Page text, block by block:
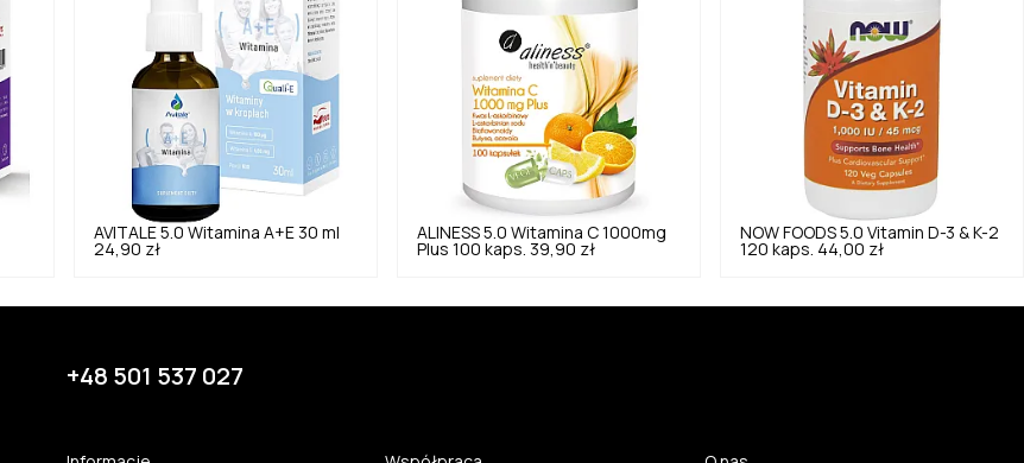
AVITALE 5.0 Witamina A+E 30 ml
24,90 zł
ALINESS 5.0 Witamina C 1000mg
Plus 100 kaps. 39,90 zł
NOW FOODS 5.0 Vitamin D-3 & K-2
120 kaps. 44,00 zł
+48 501 537 027